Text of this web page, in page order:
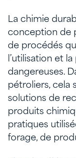
La chimie
conception de
de procédés
l’utilisation et
dangereuses.
pétroliers, cela
solutions de
produits
pratiques
forage, de